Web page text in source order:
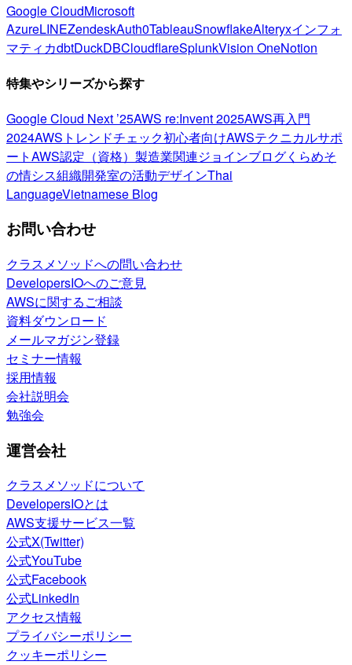
Google CloudMicrosoft
AzureLINEZendeskAuth0TableauSnowflakeAlteryxインフォ
マティカdbtDuckDBCloudflareSplunkVision OneNotion
特集やシリーズから探す
Google Cloud Next ’25AWS re:Invent 2025AWS再入門
2024AWSトレンドチェック初心者向けAWSテクニカルサポ
ートAWS認定（資格） 製造業関連ジョインブログくらめそ
の情シス組織開発室の活動デザインThai
LanguageVietnamese Blog
お問い合わせ
クラスメソッドへの問い合わせ
DevelopersIOへのご意見
AWSに関するご相談
資料ダウンロード
メールマガジン登録
セミナー情報
採用情報
会社説明会
勉強会
運営会社
クラスメソッドについて
DevelopersIOとは
AWS支援サービス一覧
公式X(Twitter)
公式YouTube
公式Facebook
公式LinkedIn
アクセス情報
プライバシーポリシー
クッキーポリシー